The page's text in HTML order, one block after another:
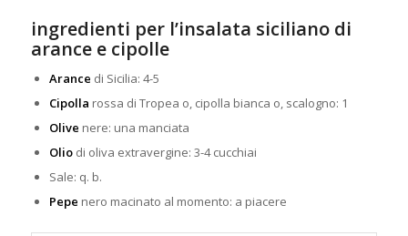
ingredienti per l’insalata siciliano di
arance e cipolle
Arance di Sicilia: 4-5
Cipolla rossa di Tropea o, cipolla bianca o, scalogno: 1
Olive nere: una manciata
Oliodi oliva extravergine: 3-4 cucchiai
Sale: q. b.
Pepe nero macinato al momento: a piacere